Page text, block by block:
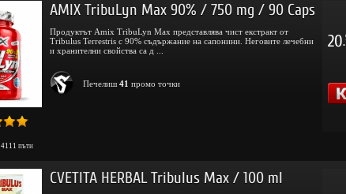
4111 пъти
AMIX TribuLyn Max 90% / 750 mg / 90 Caps
Продуктът Amix TribuLyn Max представлява чист екстракт от
Tribulus Terrestris с 90% съдържание на сапонини. Неговите лечебни
и хранителни свойства са д ...
Печелиш 41 промо точки
20.
CVETITA HERBAL Tribulus Max / 100 ml